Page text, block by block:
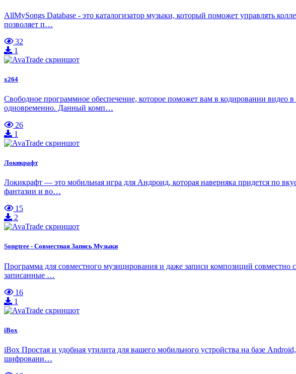
AllMySongs Database - это каталогизатор музыки, который поможет управлять
позволяет п…
32
1
x264
Свободное программное обеспечение, которое поможет вам в кодировании
одновременно. Данный комп…
26
1
Локикрафт
Локикрафт — это мобильная игра для Андроид, которая наверняка придется по
фантазии и во…
15
2
Songtree - Совместная Запись Музыки
Программа для совместного музицирования и даже записи композиций
записанные …
16
1
iBox
iBox Простая и удобная утилита для вашего мобильного устройства на базе
шифровани…